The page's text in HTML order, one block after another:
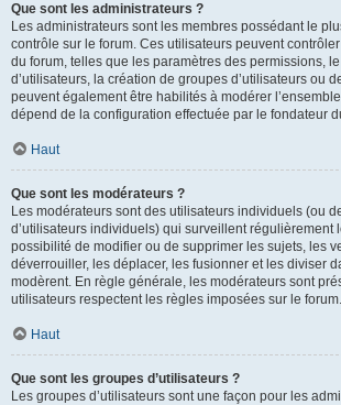
Que sont les administrateurs ?
Les administrateurs sont les membres possédant le
contrôle sur le forum. Ces utilisateurs peuvent
du forum, telles que les paramètres des permissions,
d’utilisateurs, la création de groupes d’utilisateurs ou
peuvent également être habilités à modérer
dépend de la configuration effectuée par le fondateur
Haut
Que sont les modérateurs ?
Les modérateurs sont des utilisateurs individuels (ou
d’utilisateurs individuels) qui surveillent régulièrement
possibilité de modifier ou de supprimer les sujets, les
déverrouiller, les déplacer, les fusionner et les diviser
modèrent. En règle générale, les modérateurs sont
utilisateurs respectent les règles imposées sur le forum.
Haut
Que sont les groupes d’utilisateurs ?
Les groupes d’utilisateurs sont une façon pour les